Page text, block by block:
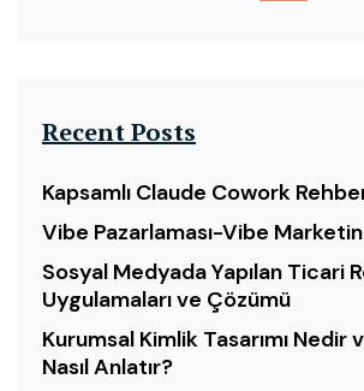
Recent Posts
Kapsamlı Claude Cowork
Vibe Pazarlaması-Vibe
Sosyal Medyada Yapılan Ticari
Uygulamaları ve Çözümü
Kurumsal Kimlik Tasarımı Nedir
Nasıl Anlatır?